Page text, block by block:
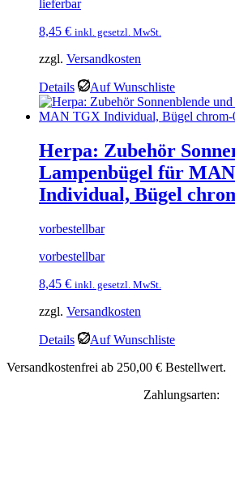
lieferbar
8,45 € inkl. gesetzl. MwSt.
zzgl. Versandkosten
Details Auf Wunschliste
Herpa: Zubehör
Lampenbügel für
Individual, Bügel
vorbestellbar
vorbestellbar
8,45 € inkl. gesetzl. MwSt.
zzgl. Versandkosten
Details
Auf Wunschliste
Versandkostenfrei ab 250,00 € Bestellwert.
Zahlungsarten: